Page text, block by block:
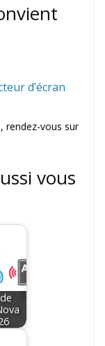
d’écran
rendez-vous sur
vous